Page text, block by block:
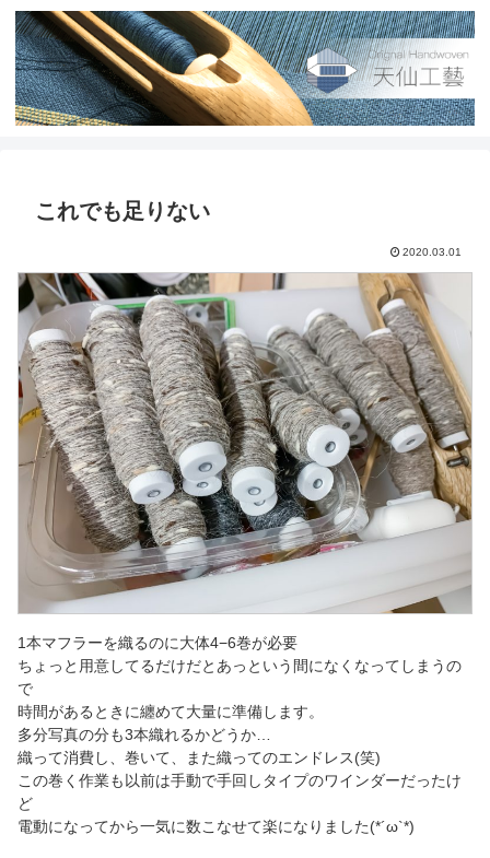
これでも足りない
2020.03.01
1本マフラーを織るのに大体4−6巻が必要
ちょっと用意してるだけだとあっという間になくなってしまうの
で
時間があるときに纏めて大量に準備します。
多分写真の分も3本織れるかどうか…
織って消費し、巻いて、また織ってのエンドレス(笑)
この巻く作業も以前は手動で手回しタイプのワインダーだったけ
ど
電動になってから一気に数こなせて楽になりました(*´ω`*)